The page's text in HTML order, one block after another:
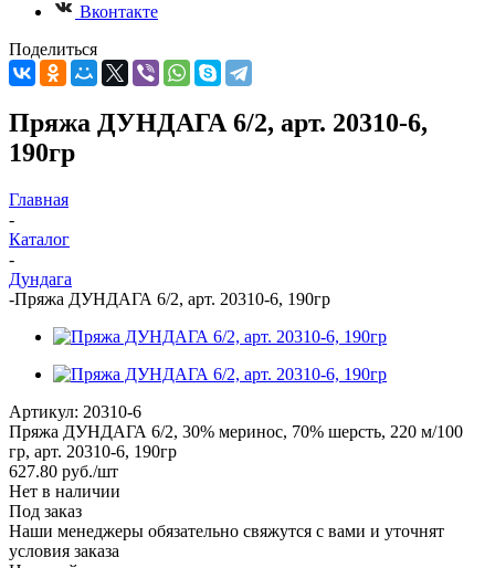
Вконтакте
Поделиться
Пряжа ДУНДАГА 6/2, арт. 20310-6,
190гр
Главная
-
Каталог
-
Дундага
-Пряжа ДУНДАГА 6/2, арт. 20310-6, 190гр
Артикул: 20310-6
Пряжа ДУНДАГА 6/2, 30% меринос, 70% шерсть, 220 м/100
гр, арт. 20310-6, 190гр
627.80 руб./шт
Нет в наличии
Под заказ
Наши менеджеры обязательно свяжутся с вами и уточнят
условия заказа